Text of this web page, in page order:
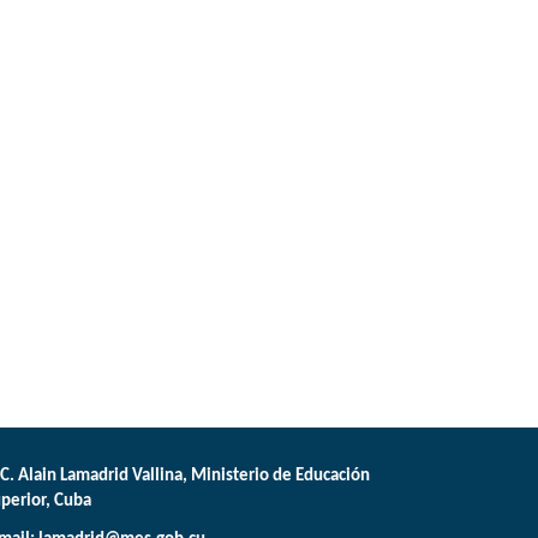
Alain Lamadrid Vallina, Ministerio de Educación
Cuba